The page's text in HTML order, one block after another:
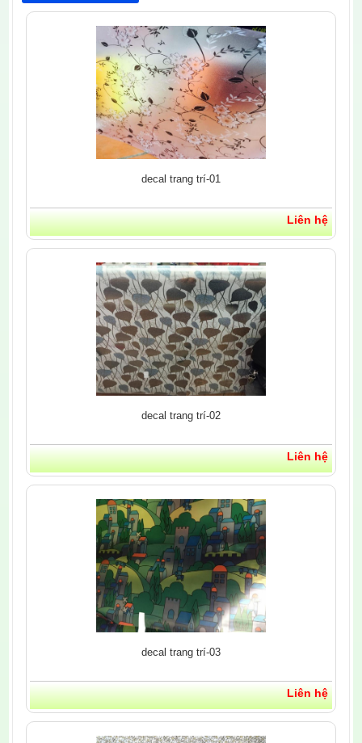
decal trang trí-01
Liên hệ
decal trang trí-02
Liên hệ
decal trang trí-03
Liên hệ